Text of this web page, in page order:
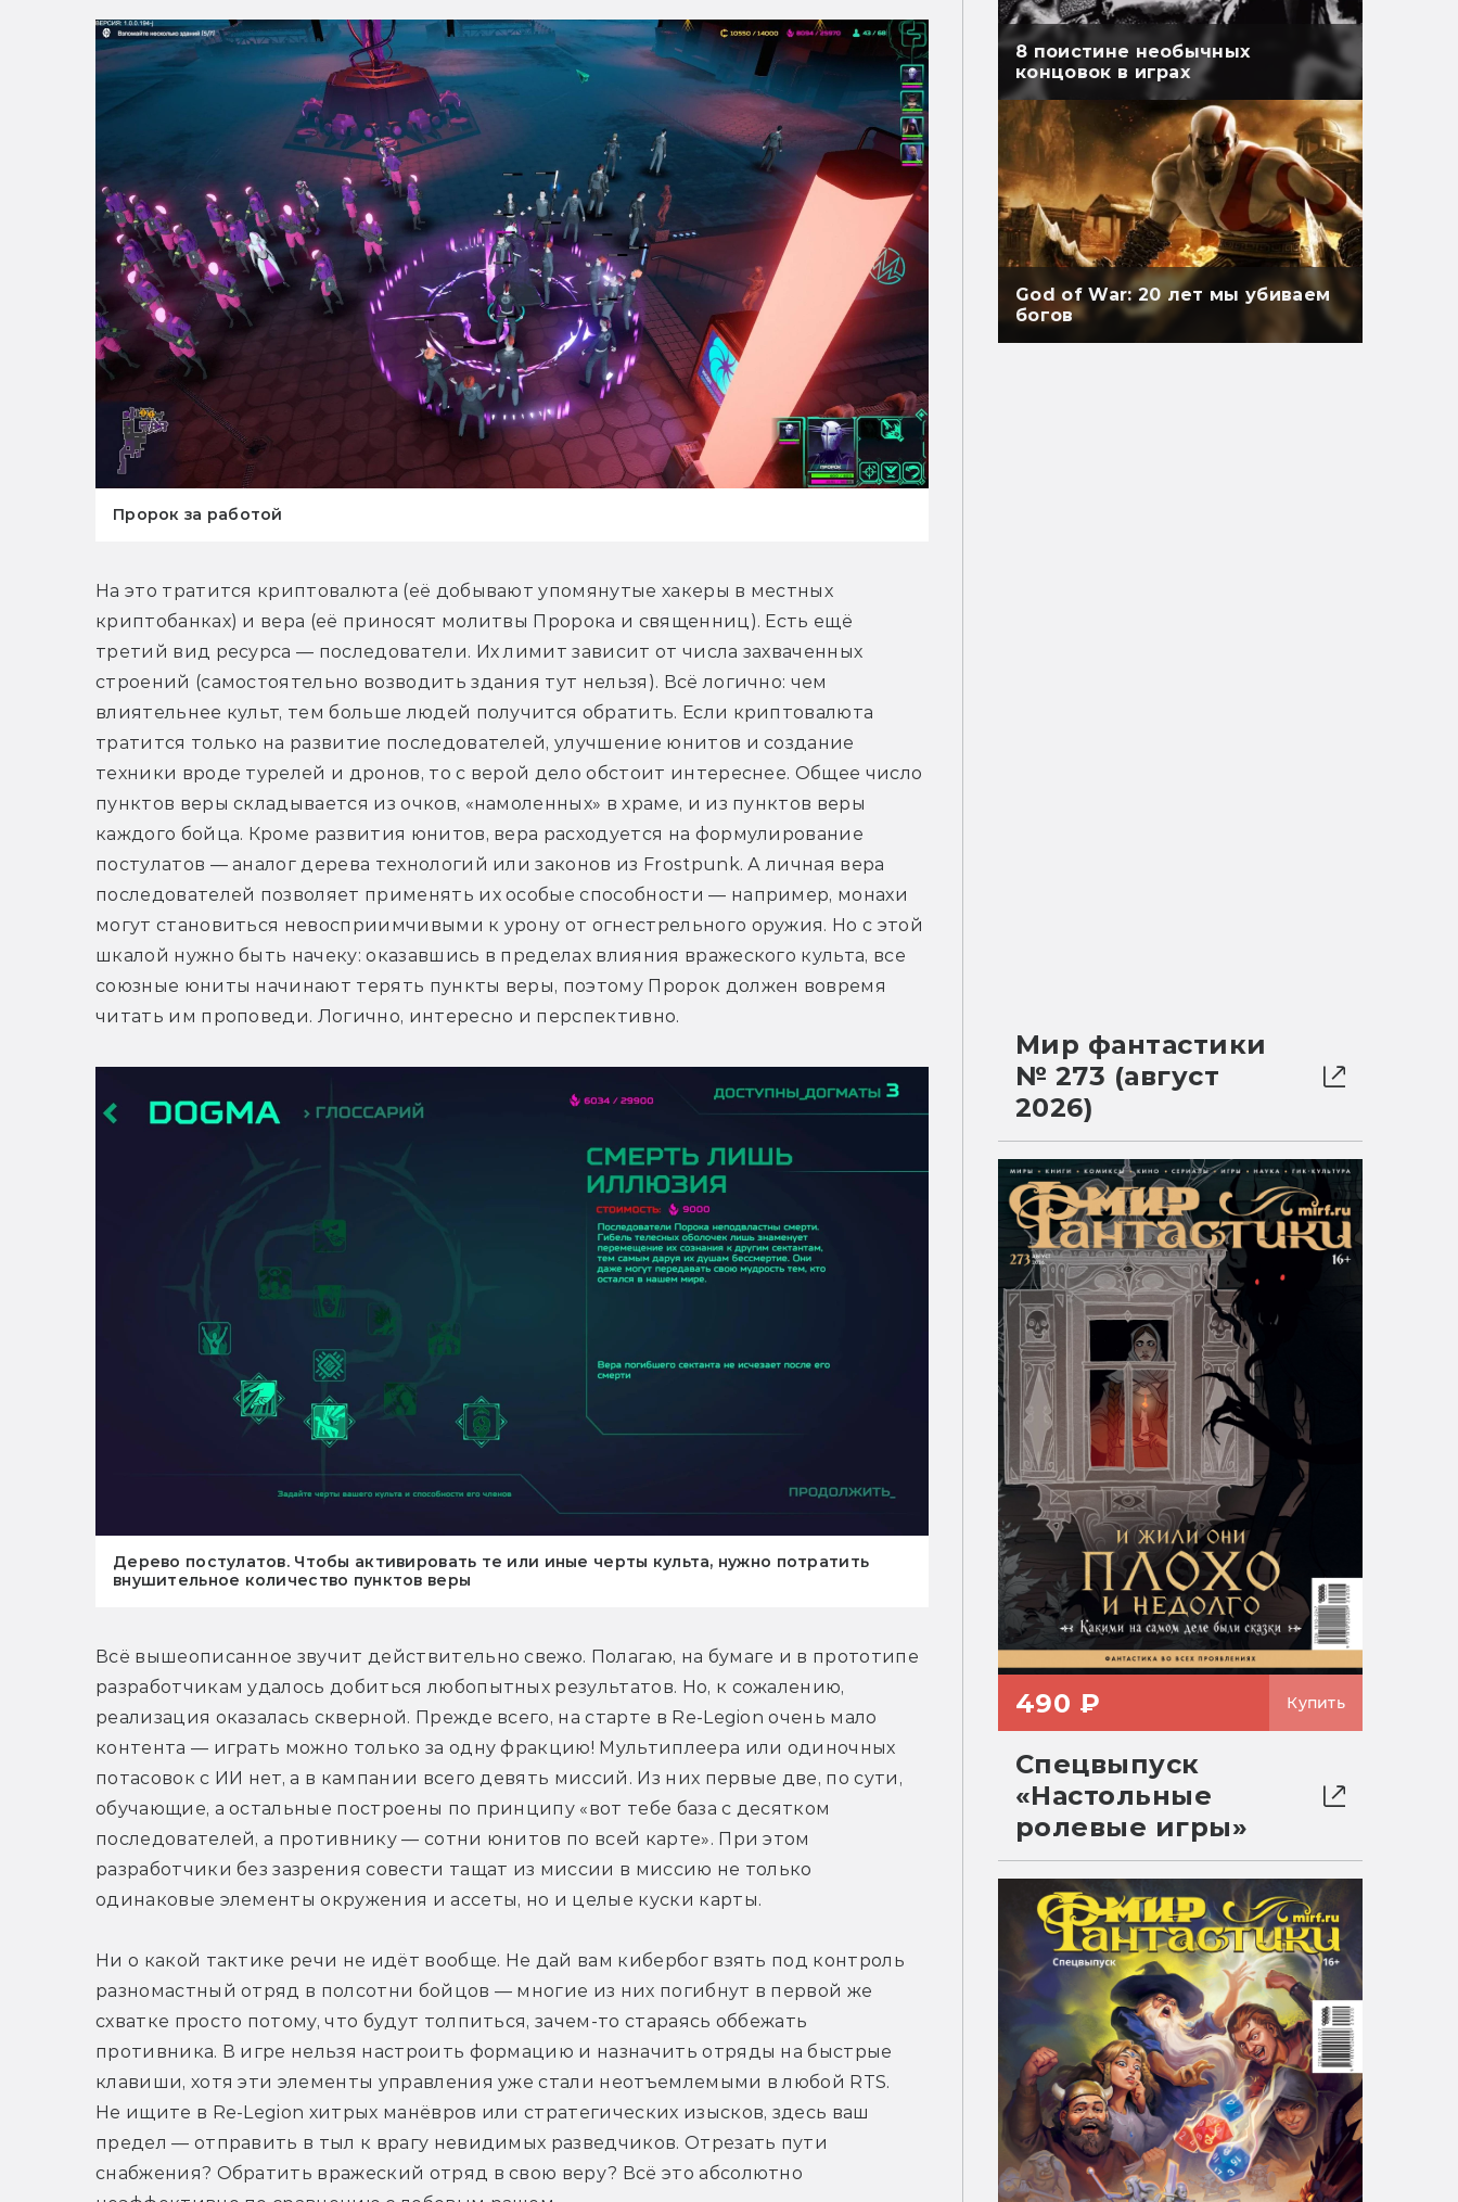
Пророк за работой
На это тратится криптовалюта (её добывают упомянутые хакеры в местных
криптобанках) и вера (её приносят молитвы Пророка и священниц). Есть ещё
третий вид ресурса — последователи. Их лимит зависит от числа захваченных
строений (самостоятельно возводить здания тут нельзя). Всё логично: чем
влиятельнее культ, тем больше людей получится обратить. Если криптовалюта
тратится только на развитие последователей, улучшение юнитов и создание
техники вроде турелей и дронов, то с верой дело обстоит интереснее. Общее число
пунктов веры складывается из очков, «намоленных» в храме, и из пунктов веры
каждого бойца. Кроме развития юнитов, вера расходуется на формулирование
постулатов — аналог дерева технологий или законов из Frostpunk. А личная вера
последователей позволяет применять их особые способности — например, монахи
могут становиться невосприимчивыми к урону от огнестрельного оружия. Но с этой
шкалой нужно быть начеку: оказавшись в пределах влияния вражеского культа, все
союзные юниты начинают терять пункты веры, поэтому Пророк должен вовремя
читать им проповеди. Логично, интересно и перспективно.
Дерево постулатов. Чтобы активировать те или иные черты культа, нужно потратить
внушительное количество пунктов веры
Всё вышеописанное звучит действительно свежо. Полагаю, на бумаге и в прототипе
разработчикам удалось добиться любопытных результатов. Но, к сожалению,
реализация оказалась скверной. Прежде всего, на старте в Re-Legion очень мало
контента — играть можно только за одну фракцию! Мультиплеера или одиночных
потасовок с ИИ нет, а в кампании всего девять миссий. Из них первые две, по сути,
обучающие, а остальные построены по принципу «вот тебе база с десятком
последователей, а противнику — сотни юнитов по всей карте». При этом
разработчики без зазрения совести тащат из миссии в миссию не только
одинаковые элементы окружения и ассеты, но и целые куски карты.
Ни о какой тактике речи не идёт вообще. Не дай вам кибербог взять под контроль
разномастный отряд в полсотни бойцов — многие из них погибнут в первой же
схватке просто потому, что будут толпиться, зачем-то стараясь оббежать
противника. В игре нельзя настроить формацию и назначить отряды на быстрые
клавиши, хотя эти элементы управления уже стали неотъемлемыми в любой RTS.
Не ищите в Re-Legion хитрых манёвров или стратегических изысков, здесь ваш
предел — отправить в тыл к врагу невидимых разведчиков. Отрезать пути
снабжения? Обратить вражеский отряд в свою веру? Всё это абсолютно
8 поистине необычных
концовок в играх
God of War: 20 лет мы убиваем
богов
Мир фантастики
№ 273 (август
2026)
490 ₽ Купить
Спецвыпуск
«Настольные
ролевые игры»